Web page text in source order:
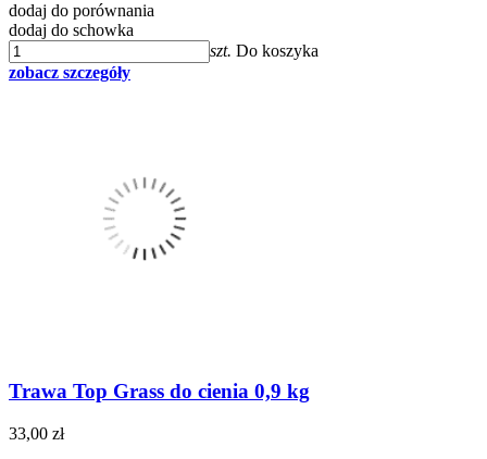
dodaj do porównania
dodaj do schowka
szt. Do koszyka
zobacz szczegóły
Trawa Top Grass do cienia 0,9 kg
33,00 zł